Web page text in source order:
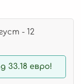
- 12
33.18 евро!